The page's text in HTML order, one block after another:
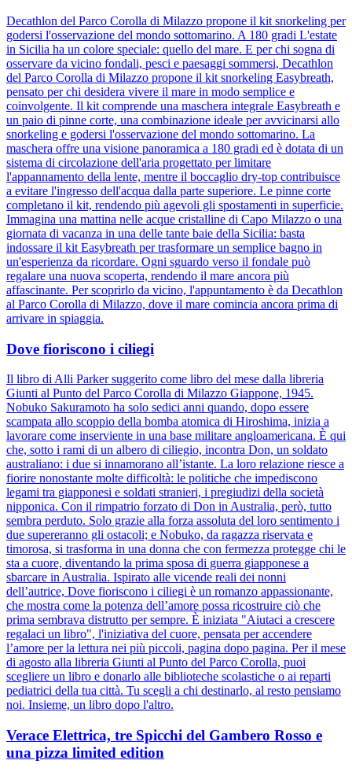
Decathlon del Parco Corolla di Milazzo propone il kit snorkeling per
godersi l'osservazione del mondo sottomarino. A 180 gradi L'estate
in Sicilia ha un colore speciale: quello del mare. E per chi sogna di
osservare da vicino fondali, pesci e paesaggi sommersi, Decathlon
del Parco Corolla di Milazzo propone il kit snorkeling Easybreath,
pensato per chi desidera vivere il mare in modo semplice e
coinvolgente. Il kit comprende una maschera integrale Easybreath e
un paio di pinne corte, una combinazione ideale per avvicinarsi allo
snorkeling e godersi l'osservazione del mondo sottomarino. La
maschera offre una visione panoramica a 180 gradi ed è dotata di un
sistema di circolazione dell'aria progettato per limitare
l'appannamento della lente, mentre il boccaglio dry-top contribuisce
a evitare l'ingresso dell'acqua dalla parte superiore. Le pinne corte
completano il kit, rendendo più agevoli gli spostamenti in superficie.
Immagina una mattina nelle acque cristalline di Capo Milazzo o una
giornata di vacanza in una delle tante baie della Sicilia: basta
indossare il kit Easybreath per trasformare un semplice bagno in
un'esperienza da ricordare. Ogni sguardo verso il fondale può
regalare una nuova scoperta, rendendo il mare ancora più
affascinante. Per scoprirlo da vicino, l'appuntamento è da Decathlon
al Parco Corolla di Milazzo, dove il mare comincia ancora prima di
arrivare in spiaggia.
Dove fioriscono i ciliegi
Il libro di Alli Parker suggerito come libro del mese dalla libreria
Giunti al Punto del Parco Corolla di Milazzo Giappone, 1945.
Nobuko Sakuramoto ha solo sedici anni quando, dopo essere
scampata allo scoppio della bomba atomica di Hiroshima, inizia a
lavorare come inserviente in una base militare angloamericana. È qui
che, sotto i rami di un albero di ciliegio, incontra Don, un soldato
australiano: i due si innamorano all’istante. La loro relazione riesce a
fiorire nonostante molte difficoltà: le politiche che impediscono
legami tra giapponesi e soldati stranieri, i pregiudizi della società
nipponica. Con il rimpatrio forzato di Don in Australia, però, tutto
sembra perduto. Solo grazie alla forza assoluta del loro sentimento i
due supereranno gli ostacoli; e Nobuko, da ragazza riservata e
timorosa, si trasforma in una donna che con fermezza protegge chi le
sta a cuore, diventando la prima sposa di guerra giapponese a
sbarcare in Australia. Ispirato alle vicende reali dei nonni
dell’autrice, Dove fioriscono i ciliegi è un romanzo appassionante,
che mostra come la potenza dell’amore possa ricostruire ciò che
prima sembrava distrutto per sempre. È iniziata "Aiutaci a crescere
regalaci un libro", l'iniziativa del cuore, pensata per accendere
l’amore per la lettura nei più piccoli, pagina dopo pagina. Per il mese
di agosto alla libreria Giunti al Punto del Parco Corolla, puoi
scegliere un libro e donarlo alle biblioteche scolastiche o ai reparti
pediatrici della tua città. Tu scegli a chi destinarlo, al resto pensiamo
noi. Insieme, un libro dopo l'altro.
Verace Elettrica, tre Spicchi del Gambero Rosso e
una pizza limited edition